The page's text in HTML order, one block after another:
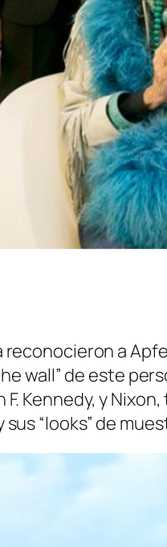
a
wall” de este
Kennedy, y
sus“looks” de